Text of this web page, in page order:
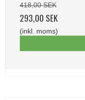
418,00 SEK
293,00 SEK
(inkl. moms)